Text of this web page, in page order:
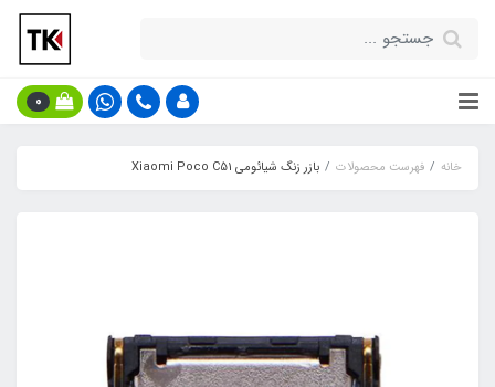
0
خانه فهرست محصولات بازر زنگ شیائومی Xiaomi Poco C51